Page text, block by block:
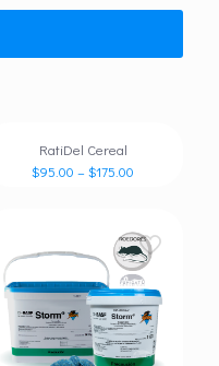
RatiDel Cereal
$95.00 –$175.00